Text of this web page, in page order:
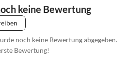
keine Bewertung
noch keine Bewertung abgegeben.
Bewertung!